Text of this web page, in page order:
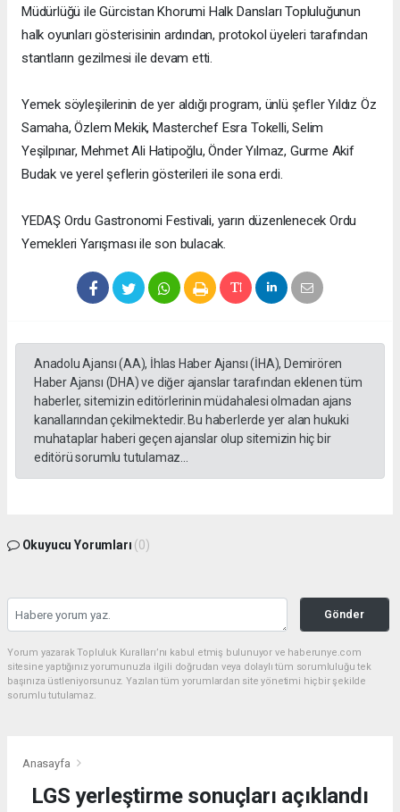
Müdürlüğü ile Gürcistan Khorumi Halk Dansları Topluluğunun
halk oyunları gösterisinin ardından, protokol üyeleri tarafından
stantların gezilmesi ile devam etti.
Yemek söyleşilerinin de yer aldığı program, ünlü şefler Yıldız Öz
Samaha, Özlem Mekik, Masterchef Esra Tokelli, Selim
Yeşilpınar, Mehmet Ali Hatipoğlu, Önder Yılmaz, Gurme Akif
Budak ve yerel şeflerin gösterileri ile sona erdi.
YEDAŞ Ordu Gastronomi Festivali, yarın düzenlenecek Ordu
Yemekleri Yarışması ile son bulacak.
Anadolu Ajansı (AA), İhlas Haber Ajansı (İHA), Demirören
Haber Ajansı (DHA) ve diğer ajanslar tarafından eklenen tüm
haberler, sitemizin editörlerinin müdahalesi olmadan ajans
kanallarından çekilmektedir. Bu haberlerde yer alan hukuki
muhataplar haberi geçen ajanslar olup sitemizin hiç bir
editörü sorumlu tutulamaz...
Okuyucu Yorumları (0)
Gönder
Yorum yazarak Topluluk Kuralları’nı kabul etmiş bulunuyor ve haberunye.com
sitesine yaptığınız yorumunuzla ilgili doğrudan veya dolaylı tüm sorumluluğu tek
başınıza üstleniyorsunuz. Yazılan tüm yorumlardan site yönetimi hiçbir şekilde
sorumlu tutulamaz.
Anasayfa
LGS yerleştirme sonuçları açıklandı